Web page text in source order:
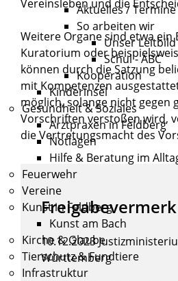
Aktuelles / Termine
So arbeiten wir
Unser Leitbild
Schul - ABC
Kooperation
Kinderinsel
Gesundheit & Soziales
Arztpraxen in Feldberg
Notlagen
Hilfe & Beratung im
Feuerwehr
Vereine
Kunst in Feldberg
Kunst am Bach
Kirche & Glaube
Tierschutz & Fundtiere
Infrastruktur
Vereinsleben und die
Weitere Organe sind etwa ein
Kuratorium oder
können durch die Satzung
mit Kompetenzen
möglich, solange nicht gegen
Vorschriften verstoßen wird,
die Vertretungsmacht des
Freigabevermerk
10.12.2023
Württemberg